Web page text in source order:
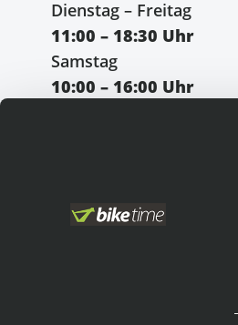
Dienstag – Freitag
11:00 – 18:30 Uhr
Samstag
10:00 – 16:00 Uhr